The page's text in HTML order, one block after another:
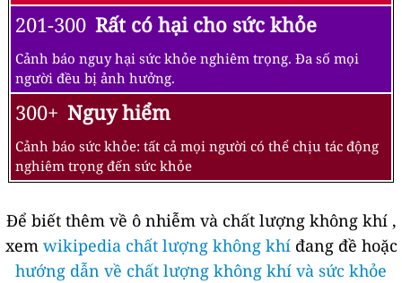
201-300 Rất có hại cho sức khỏe
Cảnh báo nguy hại sức khỏe nghiêm trọng. Đa số mọi
người đều bị ảnh hưởng.
300+ Nguy hiểm
Cảnh báo sức khỏe: tất cả mọi người có thể chịu tác động
nghiêm trọng đến sức khỏe
Để biết thêm về ô nhiễm và chất lượng không khí ,
xem wikipedia chất lượng không khíđang đề hoặc
hướng dẫn về chất lượng không khí và sức khỏe